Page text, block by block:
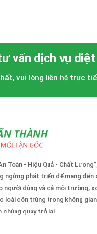
vấn dịch vụ
vui lòng liên hệ trực
Toàn - Hiệu Quả - Chất
ngừng phát triển để mang đến
người dùng và cả môi trường,
loài côn trùng trong không
chúng quay trở lại.